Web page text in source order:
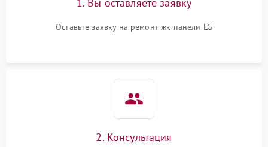
Оставьте заявку на ремонт жк-панели LG
2. Консультация